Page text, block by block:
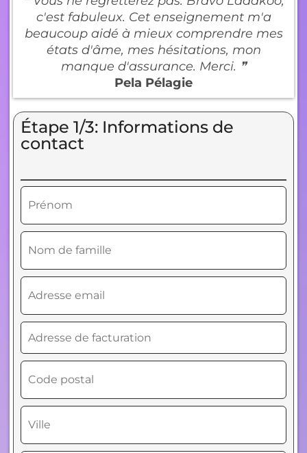
c'est fabuleux. Cet enseignement m'a
beaucoup aidé à mieux comprendre mes
états d'âme, mes hésitations, mon
manque d'assurance. Merci. ❞
Pela Pélagie
Étape 1/3: Informations de
contact